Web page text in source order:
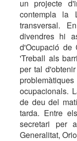
un projecte
contempla la
transversal.
divendres hi
d'Ocupació de
'Treball als
per tal
ocupacionals.
de deu del
tarda. Entre
secretari per
Generalitat,